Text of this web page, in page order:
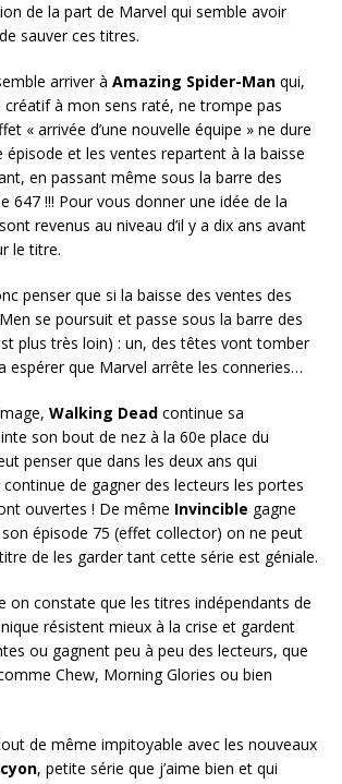
de la part de Marvel qui semble avoir
sauver ces titres.
arriver à Amazing Spider-Man qui,
créatif à mon sens raté, ne trompe pas
« arrivée d’une nouvelle équipe » ne dure
épisode et les ventes repartent à la baisse
en passant même sous la barre des
647 !!! Pour vous donner une idée de la
revenus au niveau d’il y a dix ans avant
le titre.
penser que si la baisse des ventes des
se poursuit et passe sous la barre des
plus très loin) : un, des têtes vont tomber
espérer que Marvel arrête les conneries…
Walking Dead continue sa
son bout de nez à la 60e place du
penser que dans les deux ans qui
de gagner des lecteurs les portes
ouvertes ! De même Invincible gagne
épisode 75 (effet collector) on ne peut
de les garder tant cette série est géniale.
on constate que les titres indépendants de
résistent mieux à la crise et gardent
ou gagnent peu à peu des lecteurs, que
Chew, Morning Glories ou bien
de même impitoyable avec les nouveaux
, petite série que j’aime bien et qui